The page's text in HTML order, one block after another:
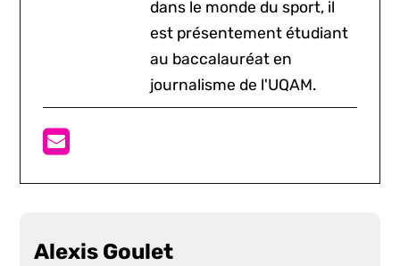
dans le monde du sport, il
est présentement étudiant
au baccalauréat en
journalisme de l'UQAM.
Alexis Goulet